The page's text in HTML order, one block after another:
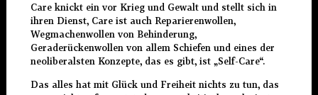
Care knickt ein vor Krieg und Gewalt und stellt sich in
ihren Dienst, Care ist auch Reparierenwollen,
Wegmachenwollen von Behinderung,
Geraderückenwollen von allem Schiefen und eines der
neoliberalsten Konzepte, das es gibt, ist „Self-Care“.
Das alles hat mit Glück und Freiheit nichts zu tun, das